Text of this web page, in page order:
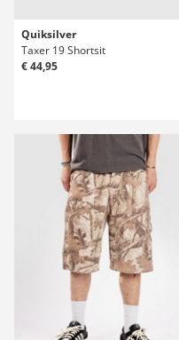
Quiksilver
Taxer 19 Shortsit
€ 44,95